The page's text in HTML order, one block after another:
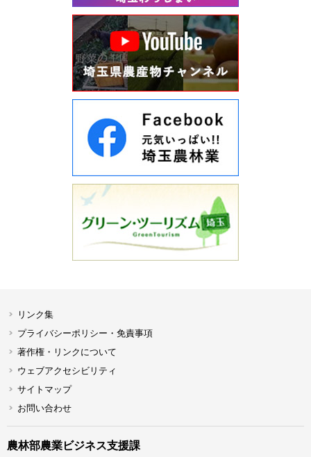
リンク集
プライバシーポリシー・免責事項
著作権・リンクについて
ウェブアクセシビリティ
サイトマップ
お問い合わせ
農林部農業ビジネス支援課